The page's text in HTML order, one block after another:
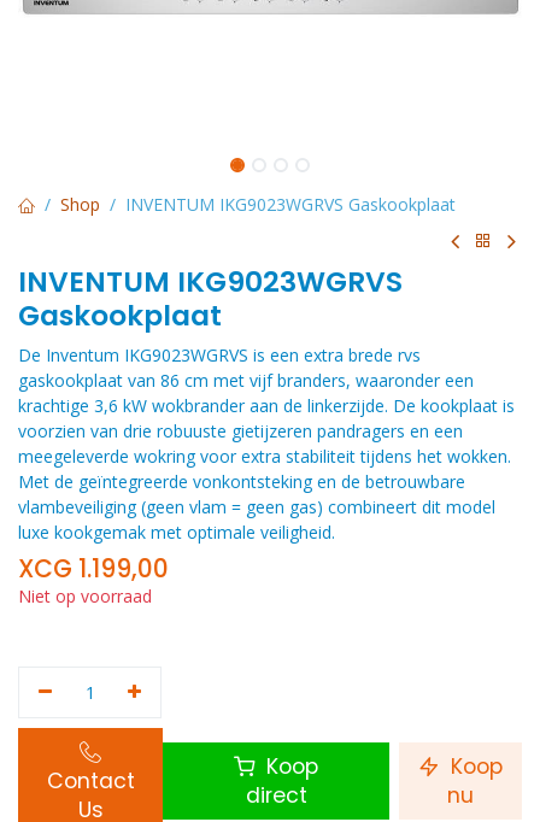
Shop INVENTUM IKG9023WGRVS Gaskookplaat
INVENTUM IKG9023WGRVS
Gaskookplaat
De Inventum IKG9023WGRVS is een extra brede rvs
gaskookplaat van 86 cm met vijf branders, waaronder een
krachtige 3,6 kW wokbrander aan de linkerzijde. De kookplaat is
voorzien van drie robuuste gietijzeren pandragers en een
meegeleverde wokring voor extra stabiliteit tijdens het wokken.
Met de geïntegreerde vonkontsteking en de betrouwbare
vlambeveiliging (geen vlam = geen gas) combineert dit model
luxe kookgemak met optimale veiligheid.
XCG 1.199,00
Niet op voorraad
Contact
Us
Koop
direct
Koop
nu